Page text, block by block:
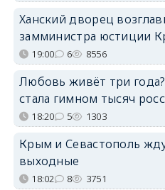
Ханский дворец
замминистра юстиции
19:00 6 8556
Любовь живёт три
стала гимном тысяч
18:20 5 1303
Крым и Севастополь
выходные
18:02 8 3751